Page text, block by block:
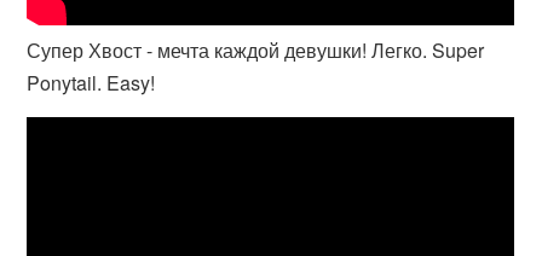
Супер Хвост - мечта каждой девушки! Легко. Super
Ponytail. Easy!